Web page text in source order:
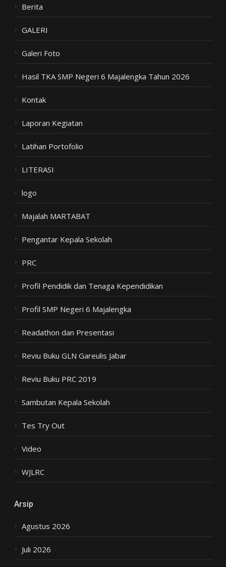
Berita
GALERI
Galeri Foto
Hasil TKA SMP Negeri 6 Majalengka Tahun 2026
Kontak
Laporan Kegiatan
Latihan Portofolio
LITERASI
logo
Majalah MARTABAT
Pengantar Kepala Sekolah
PRC
Profil Pendidik dan Tenaga Kependidikan
Profil SMP Negeri 6 Majalengka
Readathon dan Presentasi
Reviu Buku GLN Gareulis Jabar
Reviu Buku PRC 2019
Sambutan Kepala Sekolah
Tes Try Out
Video
WJLRC
Arsip
Agustus 2026
Juli 2026